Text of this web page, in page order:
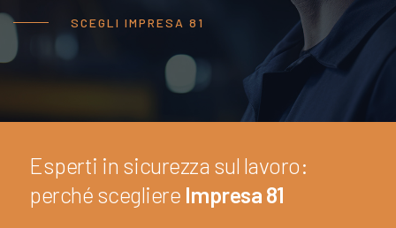
SCEGLI IMPRESA 81
Esperti in sicurezza sul lavoro:
perché scegliere Impresa 81